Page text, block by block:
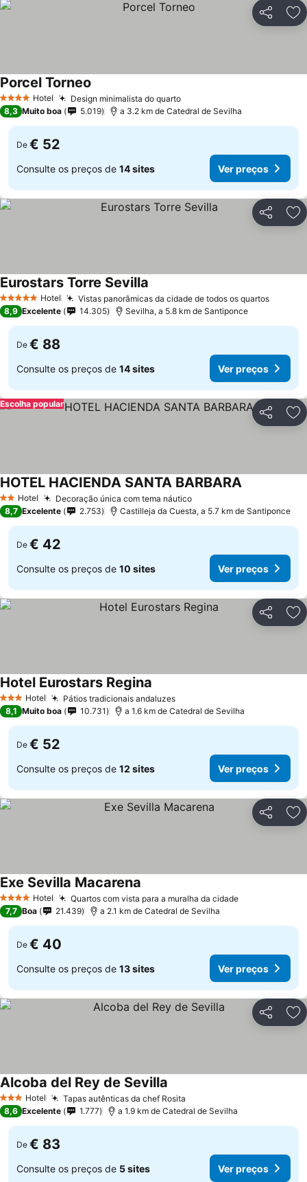
Partilhar
4 EstrelasHotel Design minimalista do quarto
Porcel Torneo
8,3 Muito boa 5.019 a 3.2 km de Catedral de Sevilha
De € 52
Consulte os preços de 14 sites Ver preços
Partilhar
5 Estrelas Hotel Vistas panorâmicas da cidade de todos os quartos
Eurostars Torre Sevilla
8,9 Excelente 14.305 Sevilha, a 5.8 km de Santiponce
De € 88
Consulte os preços de 14 sites Ver preços
Partilhar
Escolha popular
2 Estrelas
Hotel Decoração única com tema náutico
HOTEL HACIENDA SANTA BARBARA
8,7 Excelente 2.753 Castilleja da Cuesta, a 5.7 km de Santiponce
De € 42
Consulte os preços de 10 sites Ver preços
Partilhar
3 EstrelasHotel Pátios tradicionais andaluzes
Hotel Eurostars Regina
8,1 Muito boa 10.731 a 1.6 km de Catedral de Sevilha
De € 52
Consulte os preços de 12 sites Ver preços
Partilhar
4 EstrelasHotel Quartos com vista para a muralha da cidade
Exe Sevilla Macarena
7,7 Boa 21.439 a 2.1 km de Catedral de Sevilha
De € 40
Consulte os preços de 13 sites Ver preços
Partilhar
3 EstrelasHotel Tapas autênticas da chef Rosita
Alcoba del Rey de Sevilla
8,6 Excelente 1.777 a 1.9 km de Catedral de Sevilha
De € 83
Consulte os preços de 5 sites Ver preços